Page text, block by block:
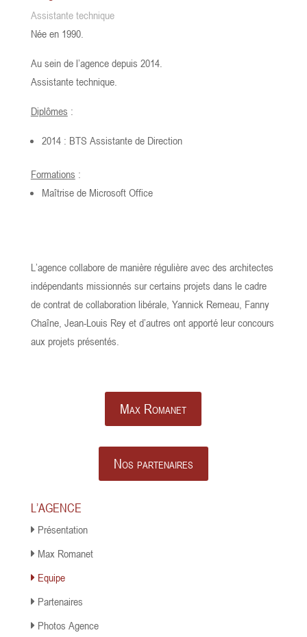
L’AGENCE
Présentation
Max Romanet
Equipe
Partenaires
Photos Agence
Assistante technique
Née en 1990.
Au sein de l’agence depuis 2014.
Assistante technique.
Diplômes :
2014 : BTS Assistante de Direction
Formations :
Maîtrise de Microsoft Office
L’agence collabore de manière régulière avec des architectes
indépendants missionnés sur certains projets dans le cadre
de contrat de collaboration libérale, Yannick Remeau, Fanny
Chaîne, Jean-Louis Rey et d’autres ont apporté leur concours
aux projets présentés.
Max Romanet
Nos partenaires